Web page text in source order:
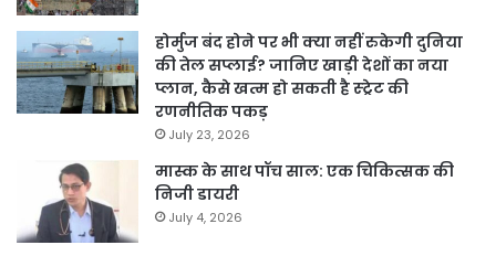
होर्मुज बंद होने पर भी क्या नहीं रुकेगी दुनिया
की तेल सप्लाई? जानिए खाड़ी देशों का नया
प्लान, कैसे खत्म हो सकती है स्ट्रेट की
रणनीतिक पकड़
July 23, 2026
मास्क के साथ पॉच साल: एक चिकित्सक की
निजी डायरी
July 4, 2026